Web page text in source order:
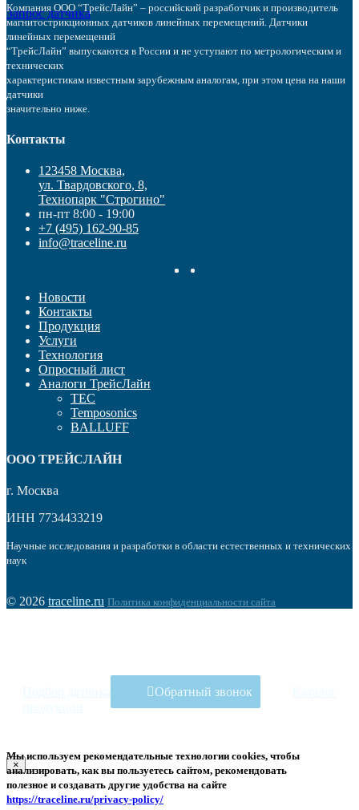
Запрос датчика
Компания ООО “ТрейсЛайн” – российский разработчик и производитель
магнитострикционных датчиков линейных перемещений. Датчики
линейных перемещений
“ТрейсЛайн” выпускаются в России и не уступают по метрологическим и
технических
характеристикам известным зарубежным аналогам, при этом цена на наши
датчики
значительно ниже.
Контакты
123458 Москва,
ул. Твардовского, 8,
Технопарк "Строгино"
пн-пт 8:00 - 19:00
+7 (495) 162-90-85
info@traceline.ru
Новости
Контакты
Продукция
Услуги
Технология
Опросный лист
Аналоги ТрейсЛайн
TEC
Temposonics
BALLUFF
OOO ТРЕЙСЛАЙН
г. Москва
ИНН 7734433219
Научные исследования и разработки в области естественных и технических
наук
© 2026 traceline.ru Политика конфиденциальности сайта
Обратный звонок
×
Мы используем рекомендательные технологии cookies, чтобы
анализировать, как вы пользуетесь сайтом, рекомендовать
полезное и создавать другие удобства на сайте
https://traceline.ru/privacy-policy/